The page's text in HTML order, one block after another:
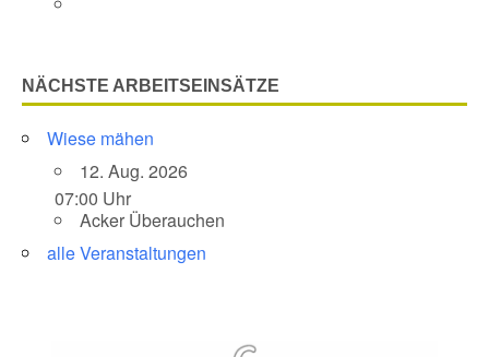
NÄCHSTE ARBEITSEINSÄTZE
Wiese mähen
12. Aug. 2026
07:00 Uhr
Acker Überauchen
alle Veranstaltungen